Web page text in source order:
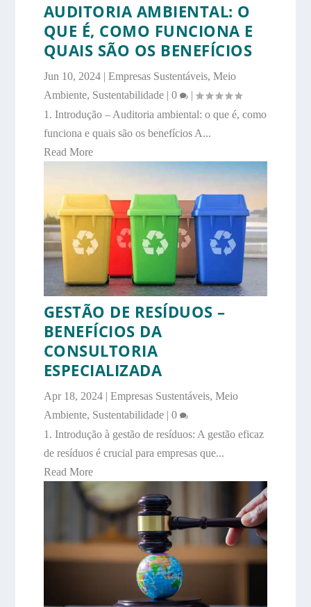
AUDITORIA AMBIENTAL: O
QUE É, COMO FUNCIONA E
QUAIS SÃO OS BENEFÍCIOS
Jun 10, 2024| Empresas Sustentáveis, Meio
Ambiente, Sustentabilidade| 0
|
1. Introdução – Auditoria ambiental: o que é, como
funciona e quais são os benefícios A...
Read More
GESTÃO DE RESÍDUOS –
BENEFÍCIOS DA
CONSULTORIA
ESPECIALIZADA
Apr 18, 2024| Empresas Sustentáveis, Meio
Ambiente, Sustentabilidade| 0
1. Introdução à gestão de resíduos: A gestão eficaz
de resíduos é crucial para empresas que...
Read More